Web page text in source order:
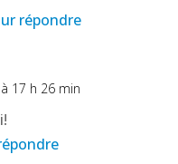
répondre
17 h 26 min